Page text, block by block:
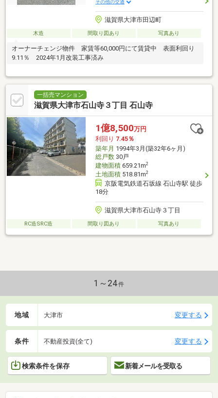
その他の交通
滋賀県大津市田辺町
木造 間取り図あり 写真あり
オーナーチェンジ物件 家賃等60,000円にて賃貸中 表面利回り
9.11％ 2024年1月改装工事済み
一括売マンション
滋賀県大津市石山寺３丁目 石山寺
1億8,500万円
利回り 7.45％
築年月 1994年3月(築32年6ヶ月)
総戸数30戸
建物面積659.21m2
土地面積518.81m2
京阪電気鉄道石坂線 石山寺駅 徒歩
18分
滋賀県大津市石山寺３丁目
RC造SRC造 間取り図あり 写真あり
1～24件
地域 大津市 変更する
条件 不動産投資(全て) 変更する
検索条件を保存 新着メールを受取る